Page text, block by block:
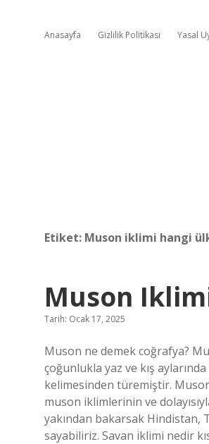
Anasayfa Gizlilik Politikası Yasal
Etiket: Muson iklimi hangi
Muson
Tarih: Ocak 17, 2025
Muson ne demek coğrafya?
çoğunlukla yaz ve kış
kelimesinden türemiştir.
muson iklimlerinin ve
yakından bakarsak Hindistan,
sayabiliriz. Savan iklimi nedir